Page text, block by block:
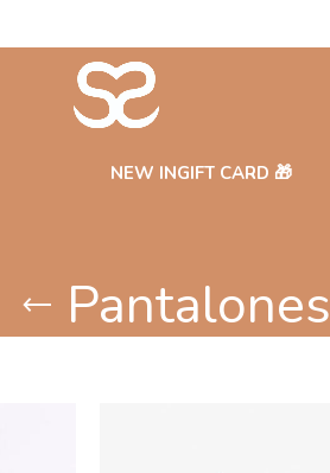
NEW INGIFT CARD 🎁
Pantalones